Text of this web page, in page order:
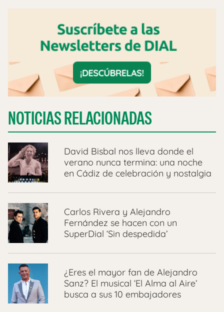
NOTICIAS RELACIONADAS
David Bisbal nos lleva donde el
verano nunca termina: una noche
en Cádiz de celebración y nostalgia
Carlos Rivera y Alejandro
Fernández se hacen con un
SuperDial ‘Sin despedida’
¿Eres el mayor fan de Alejandro
Sanz? El musical ‘El Alma al Aire’
busca a sus 10 embajadores